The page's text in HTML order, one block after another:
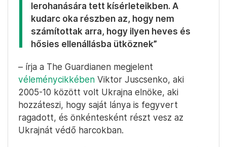
lerohanására tett kísérleteikben. A
kudarc oka részben az, hogy nem
számítottak arra, hogy ilyen heves és
hősies ellenállásba ütköznek”
– írja a The Guardianen megjelent
véleménycikkében Viktor Juscsenko, aki
2005-10 között volt Ukrajna elnöke, aki
hozzáteszi, hogy saját lánya is fegyvert
ragadott, és önkéntesként részt vesz az
Ukrajnát védő harcokban.